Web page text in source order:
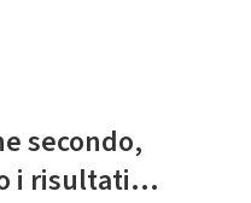
secondo,
i risultati...